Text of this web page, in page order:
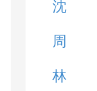
沈
周
林